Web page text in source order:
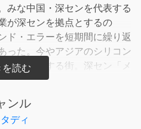
みな中国・深センを代表する
が深センを拠点とするの
ド・エラーを短期間に繰り返
った。今やアジアのシリコン
心が沸騰する街。深セン「メ
する。
ンル
ディ